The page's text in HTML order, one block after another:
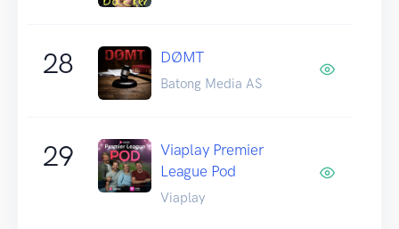
28 DØMT
Batong Media AS
29
Viaplay Premier
League Pod
Viaplay